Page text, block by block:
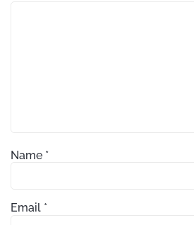
Name *
Email *